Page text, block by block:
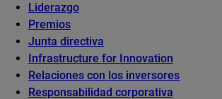
Liderazgo
Premios
Junta directiva
Infrastructure for Innovation
Relaciones con los inversores
Responsabilidad corporativa